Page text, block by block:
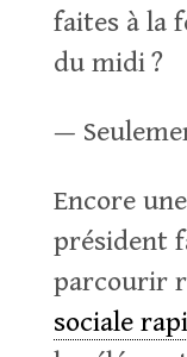
faites à la
du midi ?
—
Encore
président
parcourir
sociale